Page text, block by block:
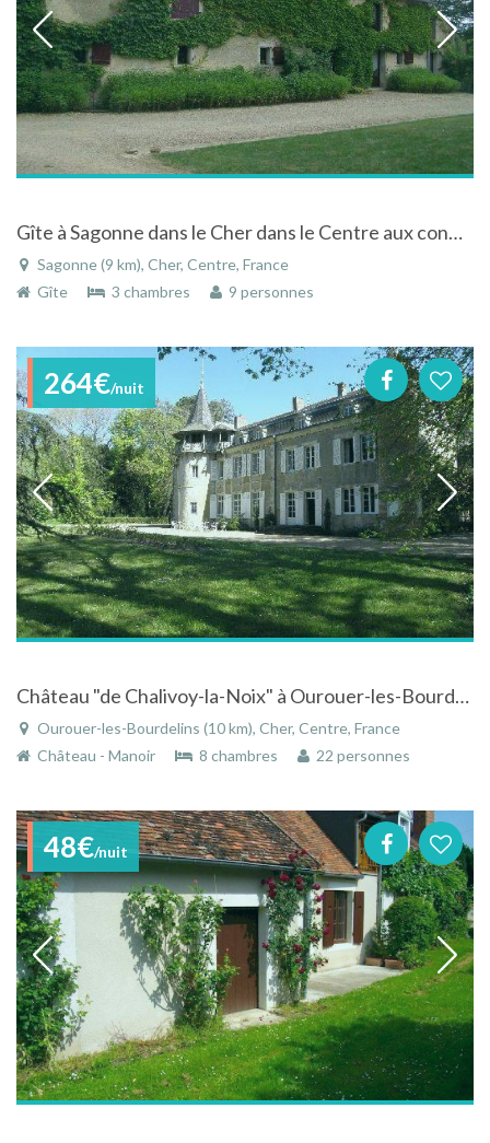
Gîte à Sagonne dans le Cher dans le Centre aux confins du Berry
Sagonne (9 km), Cher, Centre, France
Gîte
3 chambres 9 personnes
264€/nuit
Château "de Chalivoy-la-Noix" à Ourouer-les-Bourdelins (Cher) dans un parc de 8 ha 20 à 27p
Ourouer-les-Bourdelins (10 km), Cher, Centre, France
Château - Manoir
8 chambres 22 personnes
48€/nuit